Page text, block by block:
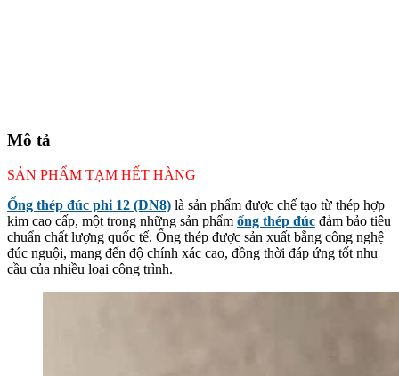
Mô tả
SẢN PHẨM TẠM HẾT HÀNG
Ống thép đúc phi 12 (DN8) là sản phẩm được chế tạo từ thép hợp
kim cao cấp, một trong những sản phẩm ống thép đúc đảm bảo tiêu
chuẩn chất lượng quốc tế. Ống thép được sản xuất bằng công nghệ
đúc nguội, mang đến độ chính xác cao, đồng thời đáp ứng tốt nhu
cầu của nhiều loại công trình.